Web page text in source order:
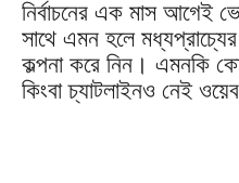
নির্বাচনের এক মাস আগেই
সাথে এমন হলে
কল্পনা করে নিন। এমনকি
কিংবা চ্যাটলাইনও নেই